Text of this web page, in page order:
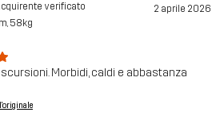
verificato 2 aprile 2026
58kg
Morbidi, caldi e abbastanza